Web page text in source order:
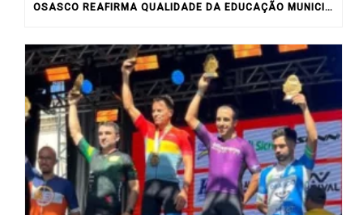
OSASCO REAFIRMA QUALIDADE DA EDUCAÇÃO MUNICIPAL COM RESULTADOS DO IDEB